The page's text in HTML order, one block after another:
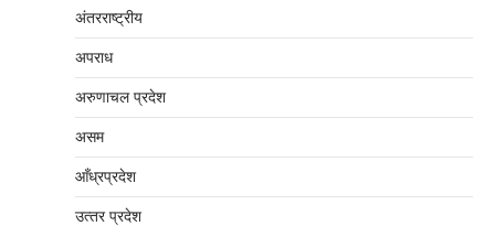
अंतरराष्‍ट्रीय
अपराध
अरुणाचल प्रदेश
असम
आँध्रप्रदेश
उत्‍तर प्रदेश